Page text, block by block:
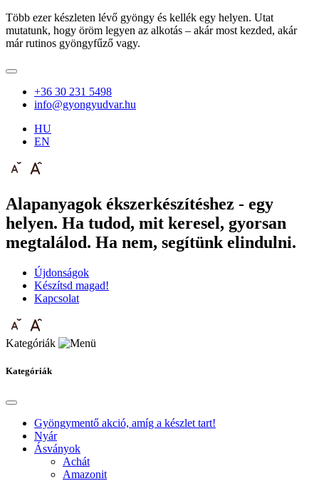
Több ezer készleten lévő gyöngy és kellék egy helyen. Utat
mutatunk, hogy öröm legyen az alkotás – akár most kezded, akár
már rutinos gyöngyfűző vagy.
+36 30 231 5498
info@gyongyudvar.hu
HU
EN
Alapanyagok ékszerkészítéshez - egy
helyen. Ha tudod, mit keresel, gyorsan
megtalálod. Ha nem, segítünk elindulni.
Újdonságok
Készítsd magad!
Kapcsolat
Kategóriák
Kategóriák
Gyöngymentő akció, amíg a készlet tart!
Nyár
Ásványok
Achát
Amazonit